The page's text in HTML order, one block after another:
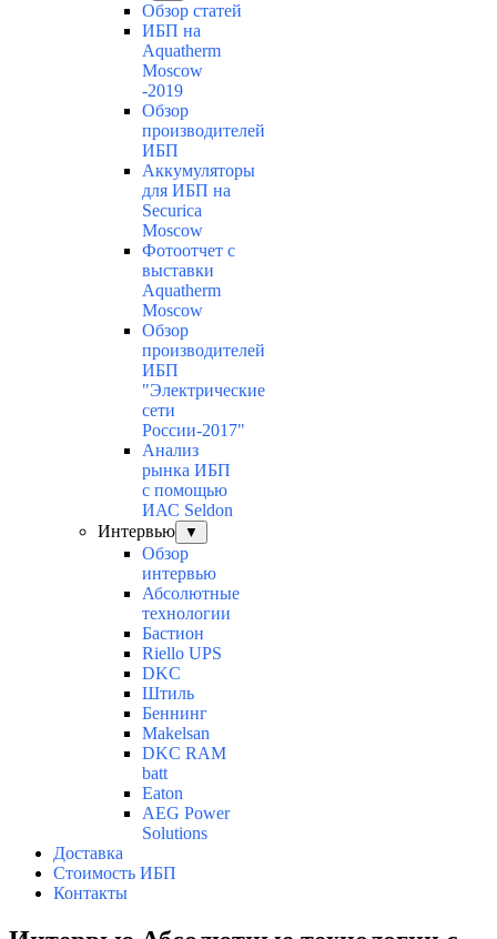
Обзор статей
ИБП на
Aquatherm
Moscow
-2019
Обзор
производителей
ИБП
Аккумуляторы
для ИБП на
Securica
Moscow
Фотоотчет с
выставки
Aquatherm
Moscow
Обзор
производителей
ИБП
"Электрические
сети
России-2017"
Анализ
рынка ИБП
с помощью
ИАС Seldon
Интервью
▼
Обзор
интервью
Абсолютные
технологии
Бастион
Riello UPS
DKC
Штиль
Беннинг
Makelsan
DKC RAM
batt
Eaton
AEG Power
Solutions
Доставка
Стоимость ИБП
Контакты